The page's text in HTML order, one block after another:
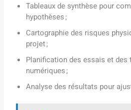
Tableaux de synthèse pour
hypothèses ;
Cartographie des risques
projet ;
Planification des essais et
numériques ;
Analyse des résultats pour